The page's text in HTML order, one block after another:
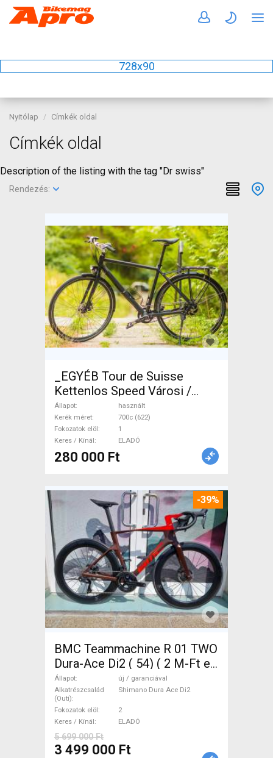
728x90
Nyitólap Címkék oldal
Címkék oldal
Description of the listing with the tag "Dr swiss"
Rendezés:
_EGYÉB Tour de Suisse
Kettenlos Speed Városi /
Cruiser tárcsafék használt
ELADÓ
Állapot
használt
Kerék méret
700c (622)
Fokozatok elöl
1
Keres / Kínál
ELADÓ
280 000 Ft
-39%
BMC Teammachine R 01 TWO
Dura-Ace Di2 ( 54) ( 2 M-Ft e
Országúti Shimano Dura Ace
Di2 tárcsafék új / garanciával
ELADÓ
Állapot
új / garanciával
Alkatrészcsalád
(Outi)
Shimano Dura Ace Di2
Fokozatok elöl
2
Keres / Kínál
ELADÓ
5 699 000 Ft
3 499 000 Ft